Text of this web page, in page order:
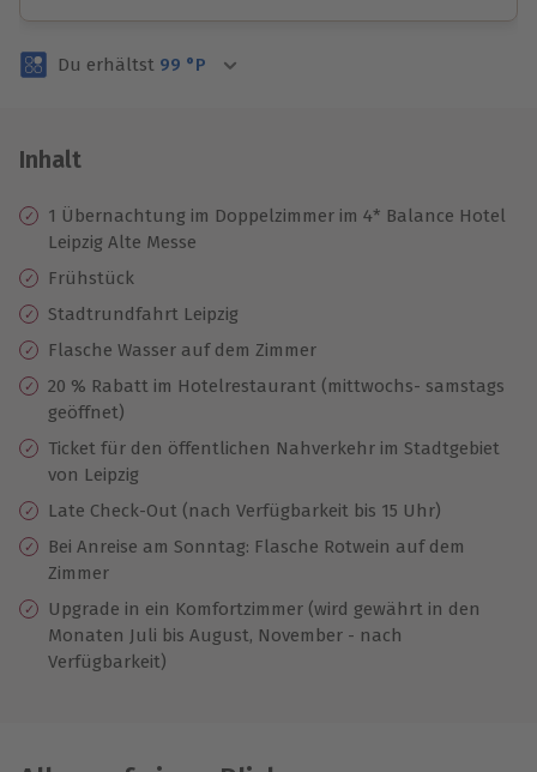
Volle Flexibilität
3 Jahre gültig & verlängerbar.
Du erhältst 99 °P
Inhalt
1 Übernachtung im Doppelzimmer im 4* Balance Hotel
Leipzig Alte Messe
Frühstück
Stadtrundfahrt Leipzig
Flasche Wasser auf dem Zimmer
20 % Rabatt im Hotelrestaurant (mittwochs- samstags
geöffnet)
Ticket für den öffentlichen Nahverkehr im Stadtgebiet
von Leipzig
Late Check-Out (nach Verfügbarkeit bis 15 Uhr)
Bei Anreise am Sonntag: Flasche Rotwein auf dem
Zimmer
Upgrade in ein Komfortzimmer (wird gewährt in den
Monaten Juli bis August, November - nach
Verfügbarkeit)